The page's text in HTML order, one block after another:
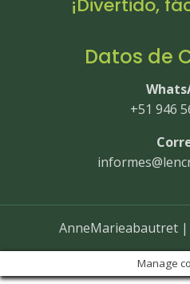
¡Divertido,
Datos de
+51 946
AnneMarieabautret
Manage